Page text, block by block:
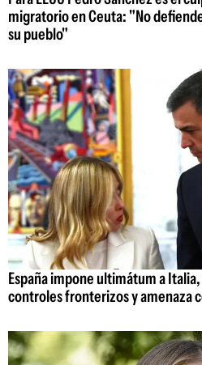
migratorio en Ceuta: "No
su pueblo"
España impone ultimátum a
controles fronterizos y amenaza